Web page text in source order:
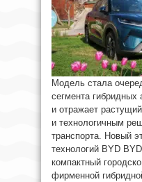
Модель стала
сегмента гибридных
и отражает
и технологичным
транспорта. Новый
технологий BYD
компактный
фирменной